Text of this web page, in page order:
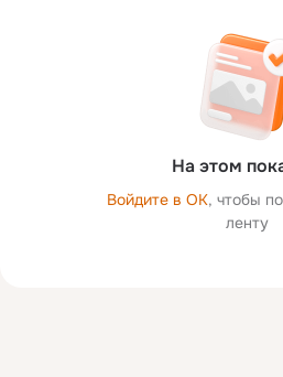
На этом
Войдите в ОК, чтобы
ленту